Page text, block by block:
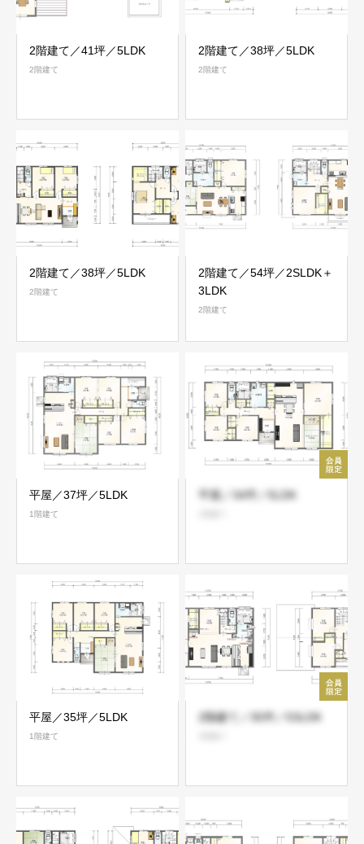
2階建て／41坪／5LDK
2階建て
2階建て／38坪／5LDK
2階建て
2階建て／38坪／5LDK
2階建て
2階建て／54坪／2SLDK＋
3LDK
2階建て
平屋／37坪／5LDK
1階建て
平屋／34坪／5LDK
平屋／35坪／5LDK
1階建て
2階建て／35坪／5SLDK